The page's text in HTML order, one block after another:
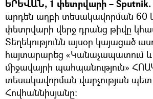
ԵՐԵՎԱՆ, 1 փետրվարի – Sputnik.
արդեն աղբի տեսակավորման 60
փետրվարի վերջ դրանց թիվը
Տեղեկությունն այսօր կայացած
հայտարարեց «Կանաչապատում
միջավայրի պահպանություն»
տեսակավորման վարչության պետ
Հովհաննիսյանը։